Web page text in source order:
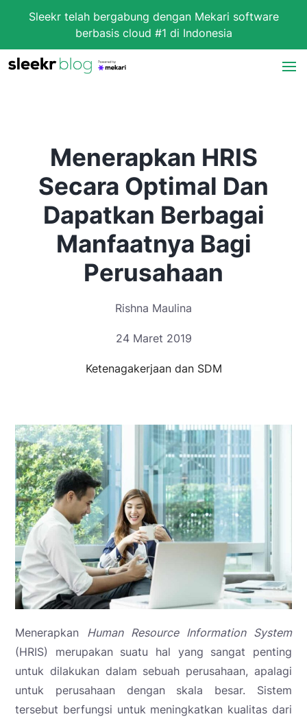
Sleekr telah bergabung dengan Mekari software
berbasis cloud #1 di Indonesia
Menerapkan HRIS
Secara Optimal Dan
Dapatkan Berbagai
Manfaatnya Bagi
Perusahaan
Rishna Maulina
24 Maret 2019
Ketenagakerjaan dan SDM
Menerapkan Human Resource Information System
(HRIS) merupakan suatu hal yang sangat penting
untuk dilakukan dalam sebuah perusahaan, apalagi
untuk perusahaan dengan skala besar. Sistem
tersebut berfungsi untuk meningkatkan kualitas dari